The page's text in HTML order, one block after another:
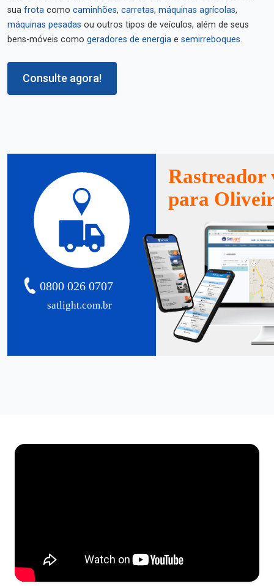
sua frota como caminhões, carretas, máquinas agrícolas,
máquinas pesadas ou outros tipos de veículos, além de seus
bens-móveis como geradores de energia e semirreboques.
Consulte agora!
satlight.com.br
0800 026 0707
Rastreador
para